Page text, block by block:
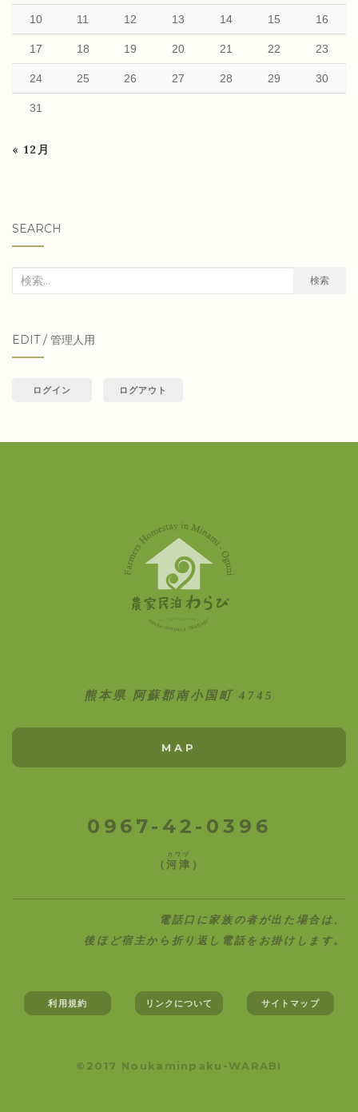
10 11 12 13 14 15 16
17 18 19 20 21 22 23
24 25 26 27 28 29 30
31
« 12月
SEARCH
検
象:
検索
EDIT / 管理人用
ログイン ログアウト
熊本県 阿蘇郡南小国町 4745
MAP
0967-42-0396
（河津
カワヅ
）
電話口に家族の者が出た場合は、
後ほど宿主から折り返し電話をお掛けします。
利用規約 リンクについて サイトマップ
©2017 Noukaminpaku-WARABI